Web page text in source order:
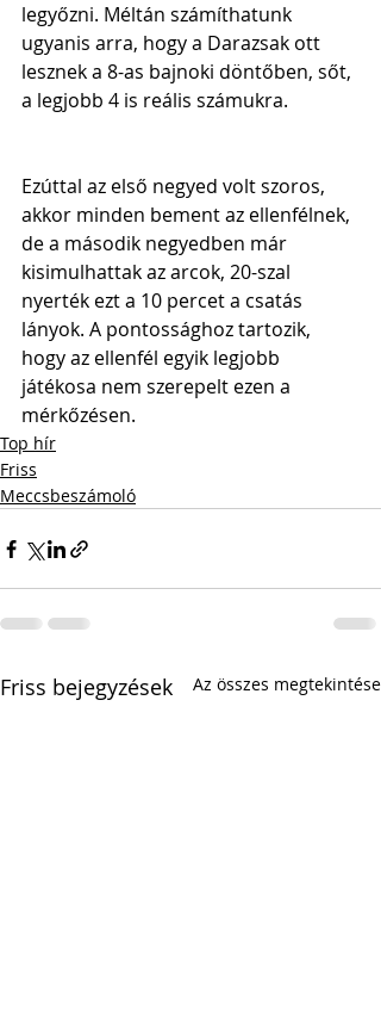
legyőzni. Méltán számíthatunk
ugyanis arra, hogy a Darazsak ott
lesznek a 8-as bajnoki döntőben, sőt,
a legjobb 4 is reális számukra.
Ezúttal az első negyed volt szoros,
akkor minden bement az ellenfélnek,
de a második negyedben már
kisimulhattak az arcok, 20-szal
nyerték ezt a 10 percet a csatás
lányok. A pontossághoz tartozik,
hogy az ellenfél egyik legjobb
játékosa nem szerepelt ezen a
mérkőzésen.
Top hír
Friss
Meccsbeszámoló
Friss bejegyzések Az összes megtekintése